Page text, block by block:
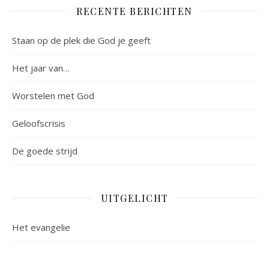
RECENTE BERICHTEN
Staan op de plek die God je geeft
Het jaar van…
Worstelen met God
Geloofscrisis
De goede strijd
UITGELICHT
Het evangelie